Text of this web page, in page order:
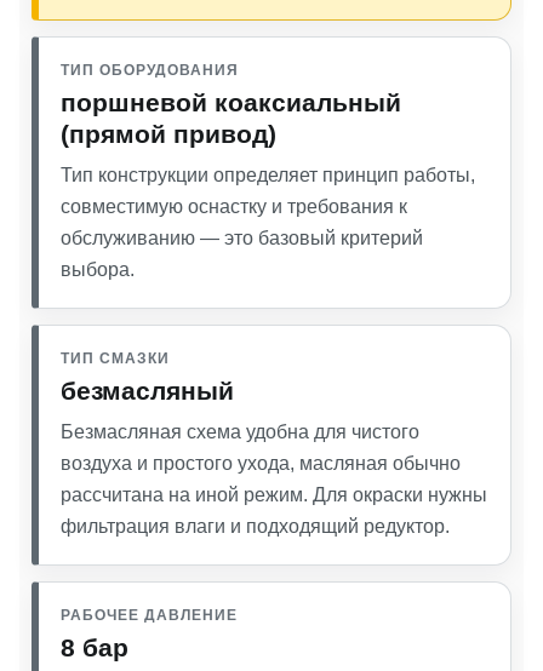
ТИП ОБОРУДОВАНИЯ
поршневой коаксиальный
(прямой привод)
Тип конструкции определяет принцип работы,
совместимую оснастку и требования к
обслуживанию — это базовый критерий
выбора.
ТИП СМАЗКИ
безмасляный
Безмасляная схема удобна для чистого
воздуха и простого ухода, масляная обычно
рассчитана на иной режим. Для окраски нужны
фильтрация влаги и подходящий редуктор.
РАБОЧЕЕ ДАВЛЕНИЕ
8 бар